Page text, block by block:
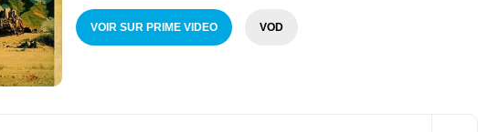
VOIR SUR PRIME VIDEO VOD